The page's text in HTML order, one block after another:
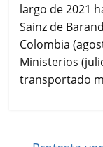
largo de 2021
Sainz de
Colombia
Ministerios
transportado